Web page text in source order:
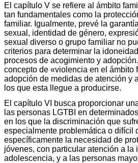
El capítulo V se refiere al ámbito
tan fundamentales como la
familiar. Igualmente, prevé la
sexual, identidad de género,
sexual diverso o grupo familiar no
criterios para determinar la
procesos de acogimiento y
concepto de «violencia en el ámbito
adopción de medidas de atención y
los que esta llegue a producirse.
El capítulo VI busca proporcionar
las personas LGTBI en
en los que la discriminación que
especialmente problemática o difícil
específicamente la necesidad de
jóvenes, con particular atención a la
adolescencia, y a las personas